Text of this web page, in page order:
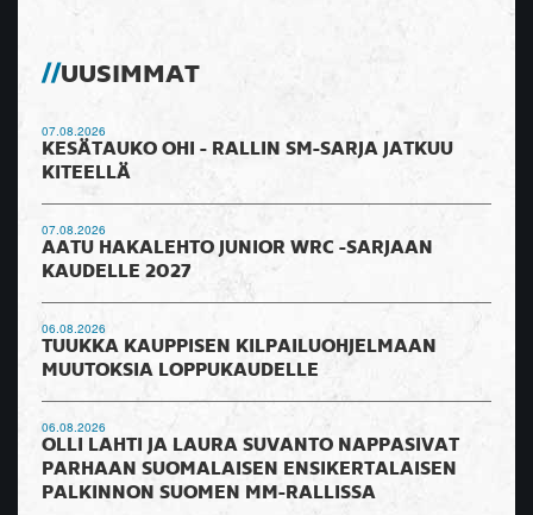
UUSIMMAT
07.08.2026
KESÄTAUKO OHI - RALLIN SM-SARJA JATKUU
KITEELLÄ
07.08.2026
AATU HAKALEHTO JUNIOR WRC -SARJAAN
KAUDELLE 2027
06.08.2026
TUUKKA KAUPPISEN KILPAILUOHJELMAAN
MUUTOKSIA LOPPUKAUDELLE
06.08.2026
OLLI LAHTI JA LAURA SUVANTO NAPPASIVAT
PARHAAN SUOMALAISEN ENSIKERTALAISEN
PALKINNON SUOMEN MM-RALLISSA